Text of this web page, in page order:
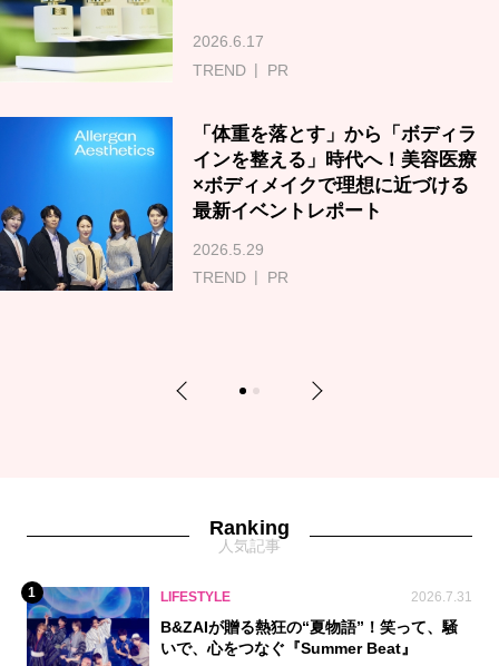
2026.6.17
TREND
PR
「体重を落とす」から「ボディラ
インを整える」時代へ！美容医療
×ボディメイクで理想に近づける
最新イベントレポート
2026.5.29
TREND
PR
Previous 1 2 Next
Ranking
人気記事
1 LIFESTYLE 2026.7.31
B&ZAIが贈る熱狂の“夏物語”！笑って、騒
いで、心をつなぐ『Summer Beat』